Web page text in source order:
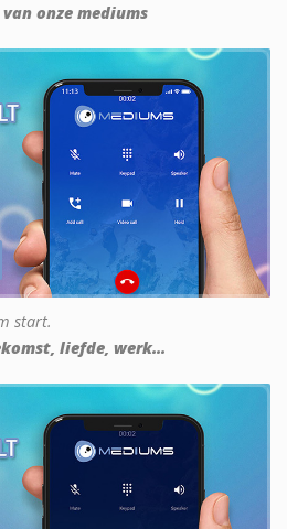
onze mediums
start.
liefde, werk...